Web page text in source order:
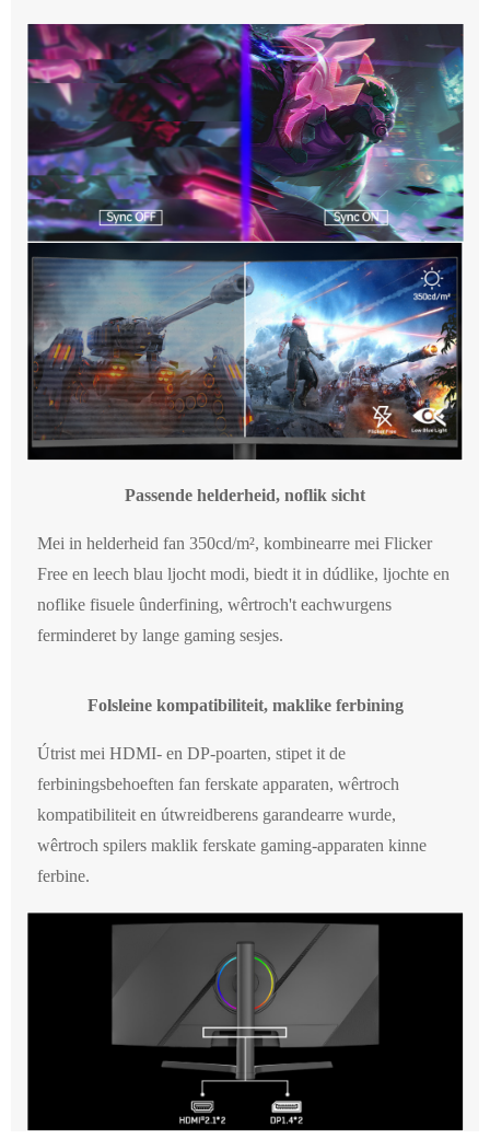
Passende helderheid, noflik sicht
Mei in helderheid fan 350cd/m², kombinearre mei Flicker
Free en leech blau ljocht modi, biedt it in dúdlike, ljochte en
noflike fisuele ûnderfining, wêrtroch't eachwurgens
ferminderet by lange gaming sesjes.
Folsleine kompatibiliteit, maklike ferbining
Útrist mei HDMI- en DP-poarten, stipet it de
ferbiningsbehoeften fan ferskate apparaten, wêrtroch
kompatibiliteit en útwreidberens garandearre wurde,
wêrtroch spilers maklik ferskate gaming-apparaten kinne
ferbine.